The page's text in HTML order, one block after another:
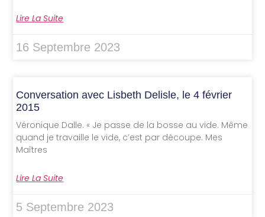
Lire La Suite
16 Septembre 2023
Conversation avec Lisbeth Delisle, le 4 février
2015
Véronique Dalle. « Je passe de la bosse au vide. Même
quand je travaille le vide, c’est par découpe. Mes
Maîtres
Lire La Suite
5 Septembre 2023